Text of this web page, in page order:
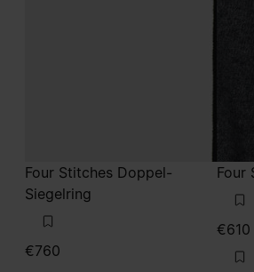
Four Stitches Doppel-
Siegelring
€760
Four
€610